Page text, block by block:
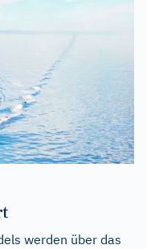
werden über das